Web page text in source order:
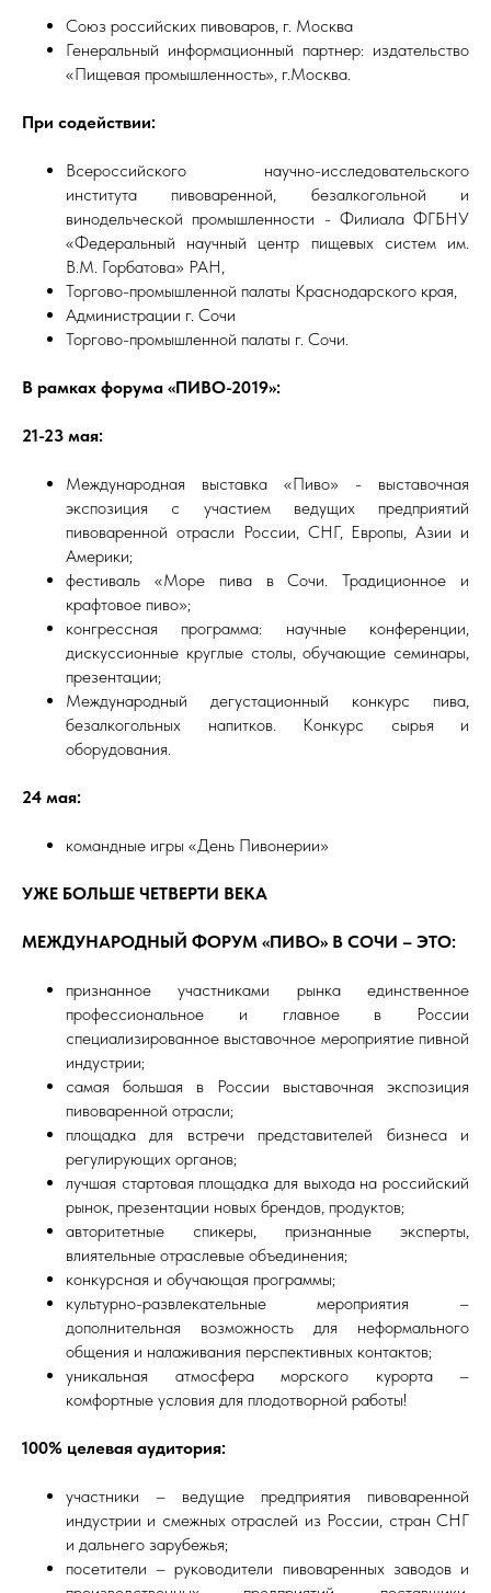
Союз российских пивоваров, г. Москва
Генеральный информационный партнер: издательство
«Пищевая промышленность», г.Москва.
При содействии:
Всероссийского научно-исследовательского
института пивоваренной, безалкогольной и
винодельческой промышленности - Филиала ФГБНУ
«Федеральный научный центр пищевых систем им.
В.М. Горбатова» РАН,
Торгово-промышленной палаты Краснодарского края,
Администрации г. Сочи
Торгово-промышленной палаты г. Сочи.
В рамках форума «ПИВО-2019»:
21-23 мая:
Международная выставка «Пиво» - выставочная
экспозиция с участием ведущих предприятий
пивоваренной отрасли России, СНГ, Европы, Азии и
Америки;
фестиваль «Море пива в Сочи. Традиционное и
крафтовое пиво»;
конгрессная программа: научные конференции,
дискуссионные круглые столы, обучающие семинары,
презентации;
Международный дегустационный конкурс пива,
безалкогольных напитков. Конкурс сырья и
оборудования.
24 мая:
командные игры «День Пивонерии»
УЖЕ БОЛЬШЕ ЧЕТВЕРТИ ВЕКА
МЕЖДУНАРОДНЫЙ ФОРУМ «ПИВО» В СОЧИ – ЭТО:
признанное участниками рынка единственное
профессиональное и главное в России
специализированное выставочное мероприятие пивной
индустрии;
самая большая в России выставочная экспозиция
пивоваренной отрасли;
площадка для встречи представителей бизнеса и
регулирующих органов;
лучшая стартовая площадка для выхода на российский
рынок, презентации новых брендов, продуктов;
авторитетные спикеры, признанные эксперты,
влиятельные отраслевые объединения;
конкурсная и обучающая программы;
культурно-развлекательные мероприятия –
дополнительная возможность для неформального
общения и налаживания перспективных контактов;
уникальная атмосфера морского курорта –
комфортные условия для плодотворной работы!
100% целевая аудитория:
участники – ведущие предприятия пивоваренной
индустрии и смежных отраслей из России, стран СНГ
и дальнего зарубежья;
посетители – руководители пивоваренных заводов и